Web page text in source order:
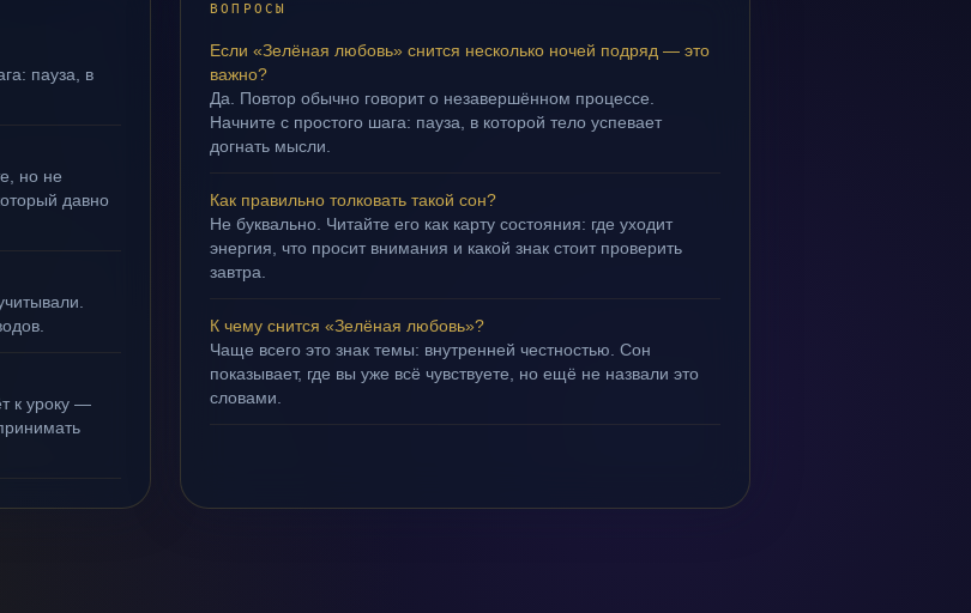
пауза, в
но не
давно
к уроку —
ВОПРОСЫ
Если «Зелёная любовь» снится несколько ночей подряд — это
важно?
Да. Повтор обычно говорит о незавершённом процессе.
Начните с простого шага: пауза, в которой тело успевает
догнать мысли.
Как правильно толковать такой сон?
Не буквально. Читайте его как карту состояния: где уходит
энергия, что просит внимания и какой знак стоит проверить
завтра.
К чему снится «Зелёная любовь»?
Чаще всего это знак темы: внутренней честностью. Сон
показывает, где вы уже всё чувствуете, но ещё не назвали это
словами.